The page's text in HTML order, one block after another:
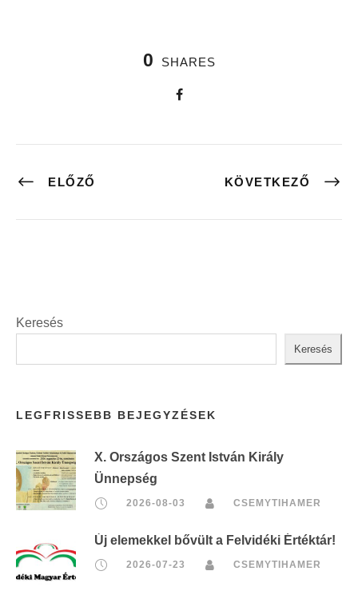
0 SHARES
ELŐZŐ KÖVETKEZŐ
Keresés
Keresés
LEGFRISSEBB BEJEGYZÉSEK
X. Országos Szent István Király
Ünnepség
2026-08-03 CSEMYTIHAMER
Új elemekkel bővült a Felvidéki Értéktár!
2026-07-23 CSEMYTIHAMER